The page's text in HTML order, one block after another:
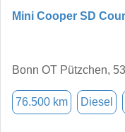
Mini Cooper SD
Bonn OT Pützchen,
76.500 km Diesel